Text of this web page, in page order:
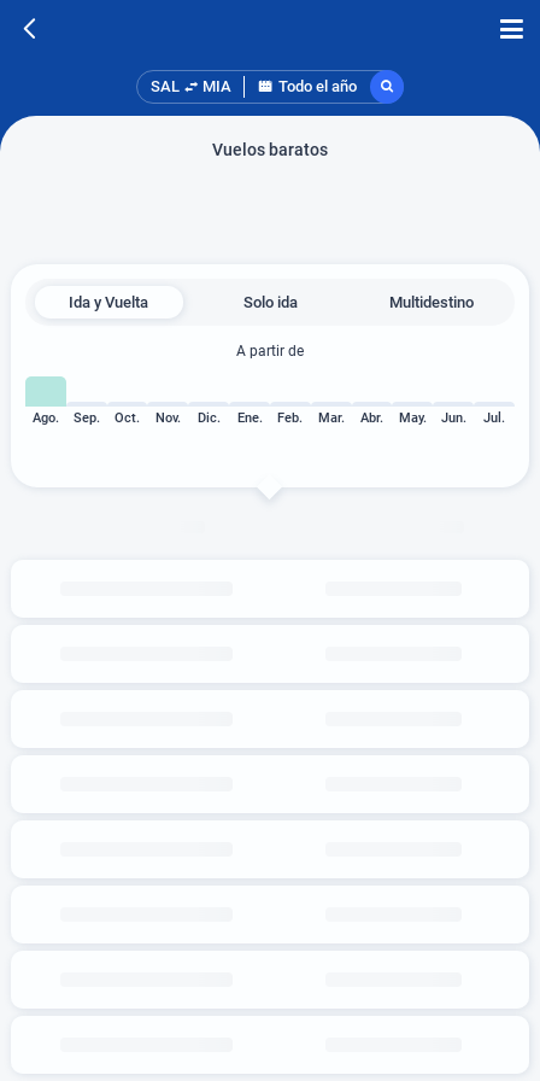
SAL MIA Todo el año
Vuelos baratos
Ida y Vuelta Solo ida Multidestino
A partir de
Ago. Sep. Oct. Nov. Dic. Ene. Feb. Mar. Abr. May. Jun. Jul.